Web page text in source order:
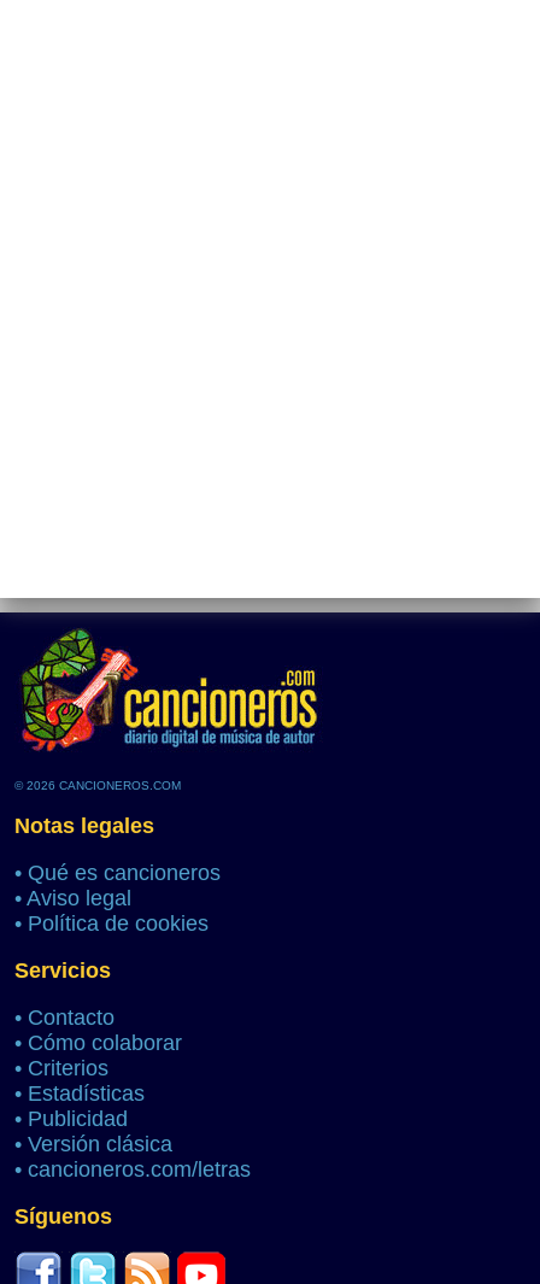
© 2026 CANCIONEROS.COM
Notas legales
• Qué es cancioneros
• Aviso legal
• Política de cookies
Servicios
• Contacto
• Cómo colaborar
• Criterios
• Estadísticas
• Publicidad
• Versión clásica
• cancioneros.com/letras
Síguenos